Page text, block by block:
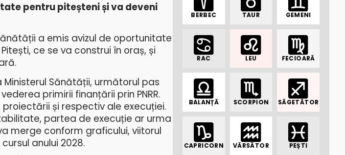
pentru piteșteni și va deveni
a emis avizul de oportunitate
ce se va construi în oraș, și
Sănătății, următorul pas
primirii finanțării prin PNRR.
și respectiv ale execuției.
partea de execuție ar urma
merge conform graficului, viitorul
anului 2028.
BERBEC TAUR GEMENI
RAC LEU FECIOARĂ
BALANȚĂ SCORPION SĂGETĂTOR
CAPRICORN VĂRSĂTOR PEȘTI